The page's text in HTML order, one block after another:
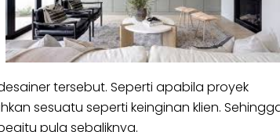
tersebut. Seperti apabila proyek
sesuatu seperti keinginan klien.
pula sebaliknya.